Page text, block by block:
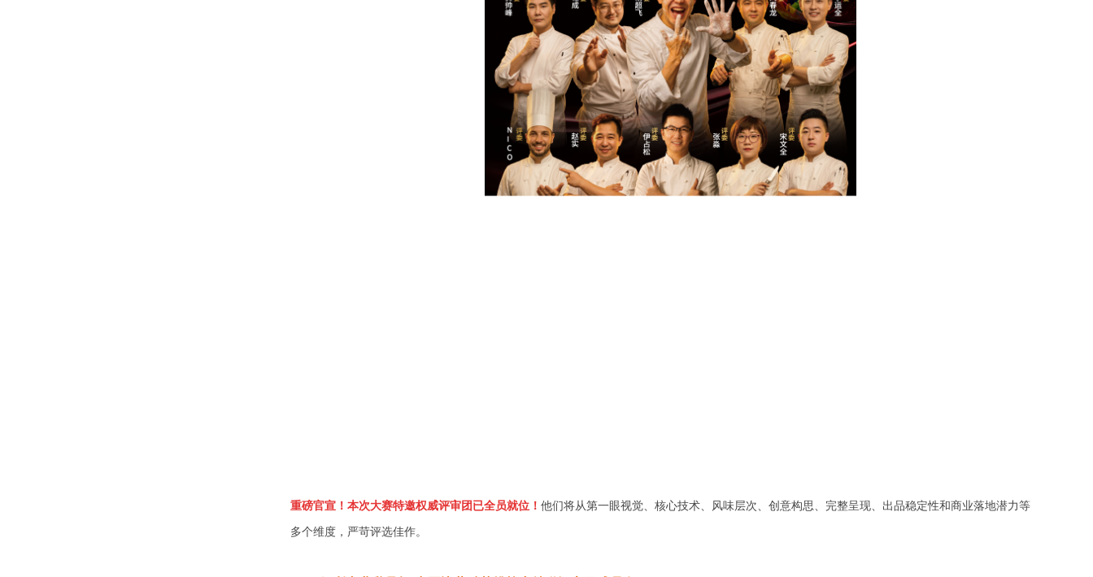
重磅官宣！本次大赛特邀权威评审团已全员就位！ 他们将从第一眼视觉、核心技术、风味层次、创意构思、完整呈现、出品稳定性和商业落地潜力等
多个维度，严苛评选佳作。